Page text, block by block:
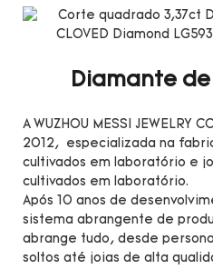
Diamante
A WUZHOU MESSI JEWELRY
2012, especializada na
cultivados em laboratório e
cultivados em laboratório.
Após 10 anos de
sistema abrangente de
abrange tudo, desde
soltos até joias de alta